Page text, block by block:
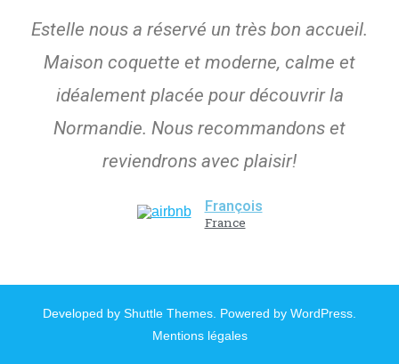
Estelle nous a réservé un très bon accueil.
Maison coquette et moderne, calme et
idéalement placée pour découvrir la
Normandie. Nous recommandons et
reviendrons avec plaisir!
François
France
Developed by Shuttle Themes . Powered by WordPress
Mentions légales